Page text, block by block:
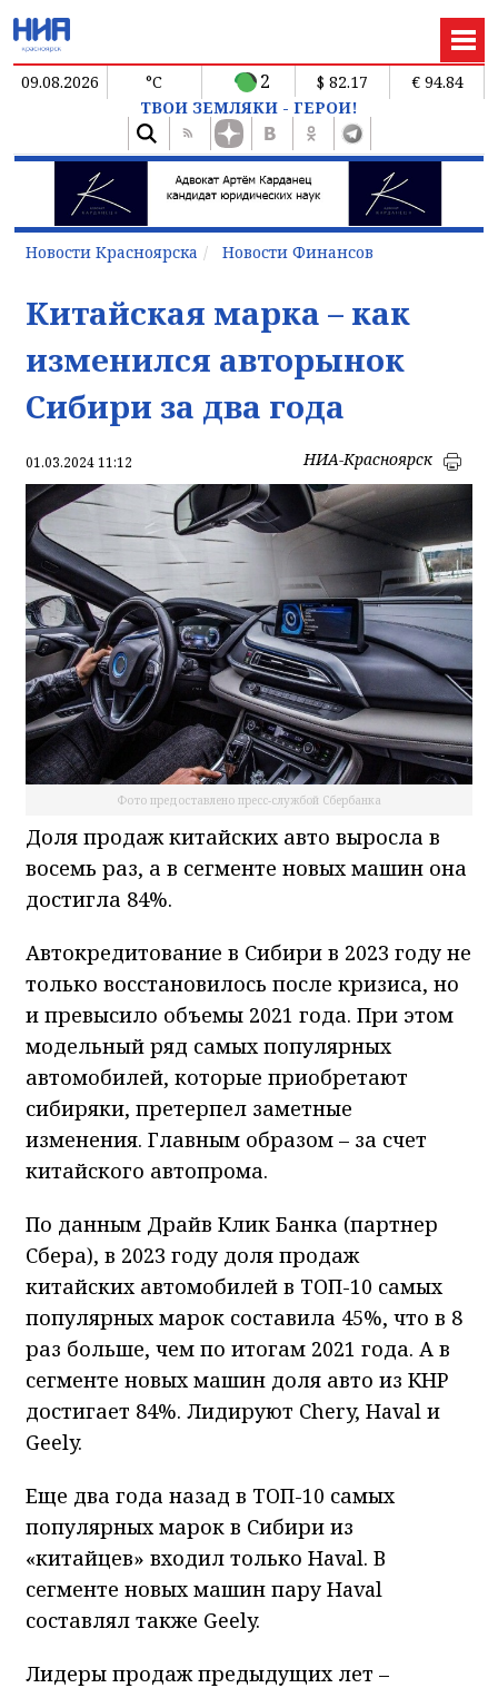
09.08.2026 °C 2 $ 82.17
€ 94.84
ТВОИ ЗЕМЛЯКИ - ГЕРОИ!
Новости Красноярска Новости Финансов
Китайская марка – как
изменился авторынок
Сибири за два года
01.03.2024 11:12 НИА-Красноярск
Фото предоставлено пресс-службой Сбербанка
Доля продаж китайских авто выросла в
восемь раз, а в сегменте новых машин она
достигла 84%.
Автокредитование в Сибири в 2023 году не
только восстановилось после кризиса, но
и превысило объемы 2021 года. При этом
модельный ряд самых популярных
автомобилей, которые приобретают
сибиряки, претерпел заметные
изменения. Главным образом – за счет
китайского автопрома.
По данным Драйв Клик Банка (партнер
Сбера), в 2023 году доля продаж
китайских автомобилей в ТОП-10 самых
популярных марок составила 45%, что в 8
раз больше, чем по итогам 2021 года. А в
сегменте новых машин доля авто из КНР
достигает 84%. Лидируют Chery, Haval и
Geely.
Еще два года назад в ТОП-10 самых
популярных марок в Сибири из
«китайцев» входил только Haval. В
сегменте новых машин пару Haval
составлял также Geely.
Лидеры продаж предыдущих лет –